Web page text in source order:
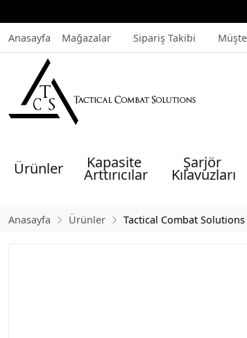
Anasayfa Mağazalar Sipariş Takibi
Ürünler Kapasite
Arttırıcılar
Şarjör
Kılavuzları
Anasayfa Ürünler Tactical Combat Solutions